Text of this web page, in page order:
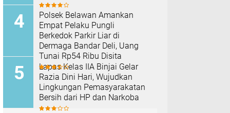
Polsek Belawan Amankan
Empat Pelaku Pungli
Berkedok Parkir Liar di
Dermaga Bandar Deli, Uang
Tunai Rp54 Ribu Disita
Lapas Kelas IIA Binjai Gelar
Razia Dini Hari, Wujudkan
Lingkungan Pemasyarakatan
Bersih dari HP dan Narkoba